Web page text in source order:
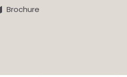
Brochure